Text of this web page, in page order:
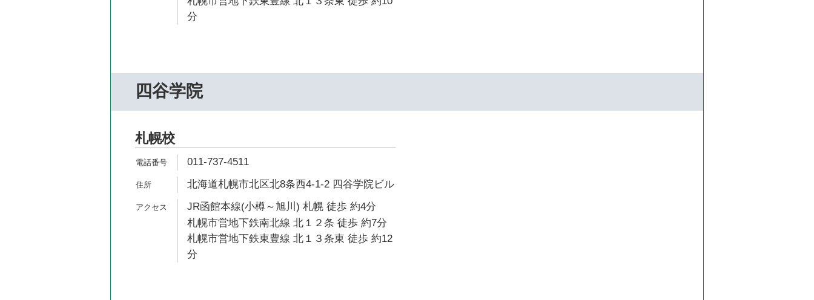
分
四谷学院
札幌校
011-737-4511
北海道札幌市北区北8条西4-1-2 四谷学院ビル
JR函館本線(小樽～旭川) 札幌 徒歩 約4分
札幌市営地下鉄南北線 北１２条 徒歩 約7分
札幌市営地下鉄東豊線 北１３条東 徒歩 約12
分